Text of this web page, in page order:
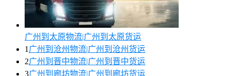
广州到太原物流|广州到太原货运
1 广州到沧州物流|广州到沧州货运
2广州到晋中物流|广州到晋中货运
3广州到廊坊物流|广州到廊坊货运